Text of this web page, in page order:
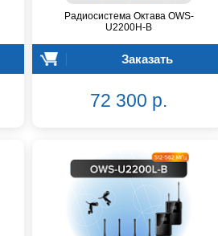
Радиосистема Октава OWS-
U2200H-B
Заказать
72 300 р.